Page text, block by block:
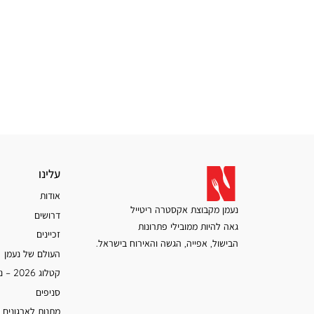
נעמן מקבוצת אקסטרה ריטייל
גאה להיות ממובילי פתרונות
הבישול, אפייה, הגשה והאירוח בישראל.
עלינו
עלינו
אודות
דרושים
זכיינים
העולם של נעמן
קטלוג 2026 – נעמן
סניפים
מתנות לארגונים